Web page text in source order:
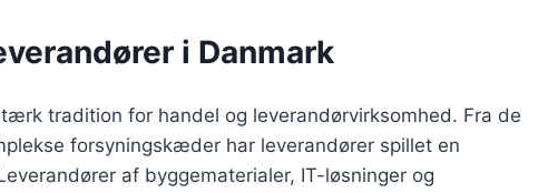
i Danmark
tradition for handel og leverandørvirksomhed. Fra de
forsyningskæder har leverandører spillet en
af byggematerialer, IT-løsninger og